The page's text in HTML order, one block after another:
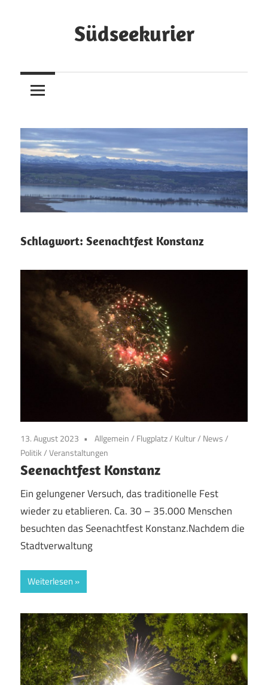
Südseekurier
Zeitung
und
Schlagwort: Seenachtfest Konstanz
13. August 2023 Allgemein/ Flugplatz/ Kultur/ News/
Politik/Veranstaltungen
Seenachtfest Konstanz
Ein gelungener Versuch, das traditionelle Fest
wieder zu etablieren. Ca. 30 – 35.000 Menschen
besuchten das Seenachtfest Konstanz.Nachdem die
Stadtverwaltung
Weiterlesen